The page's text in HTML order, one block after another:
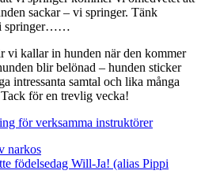
sackar – vi springer. Tänk
springer……
vi kallar in hunden när den kommer
blir belönad – hunden sticker
intressanta samtal och lika många
för en trevlig vecka!
för verksamma instruktörer
narkos
födelsedag Will-Ja! (alias Pippi